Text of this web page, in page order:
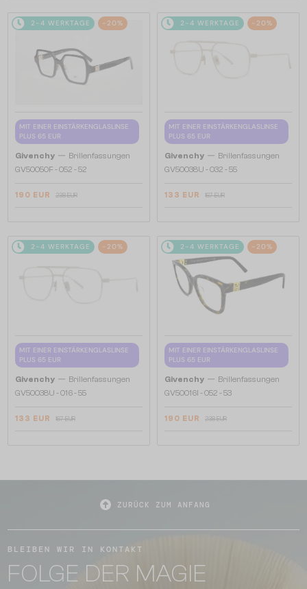
2-4 WERKTAGE -20%
MIT EINER EINSTÄRKENGLASLINSE
PLUS 65 EUR
Givenchy — Brillenfassungen
GV50050F - 052 - 52
190 EUR 238 EUR
2-4 WERKTAGE -20%
MIT EINER EINSTÄRKENGLASLINSE
PLUS 65 EUR
Givenchy — Brillenfassungen
GV50038U - 032 - 55
133 EUR 167 EUR
2-4 WERKTAGE -20%
MIT EINER EINSTÄRKENGLASLINSE
PLUS 65 EUR
Givenchy — Brillenfassungen
GV50038U - 016 - 55
133 EUR 167 EUR
2-4 WERKTAGE -20%
MIT EINER EINSTÄRKENGLASLINSE
PLUS 65 EUR
Givenchy — Brillenfassungen
GV50016I - 052 - 53
190 EUR 238 EUR
ZURÜCK ZUM ANFANG
BLEIBEN WIR IN KONTAKT
FOLGE DER MAGIE